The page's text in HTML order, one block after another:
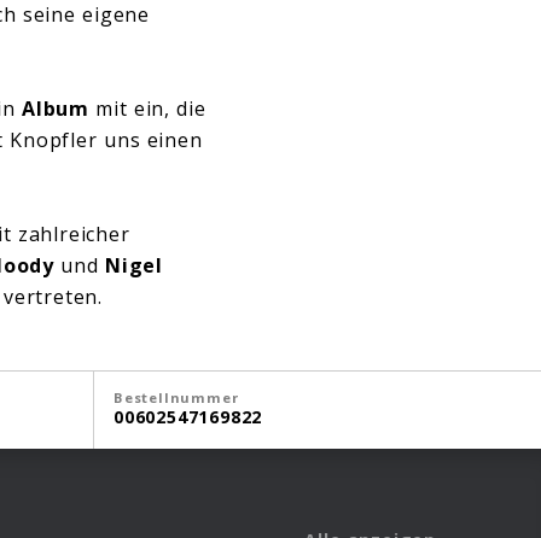
seine eigene
Album mit ein, die
uns einen
zahlreicher
und Nigel
Bestellnummer
00602547169822